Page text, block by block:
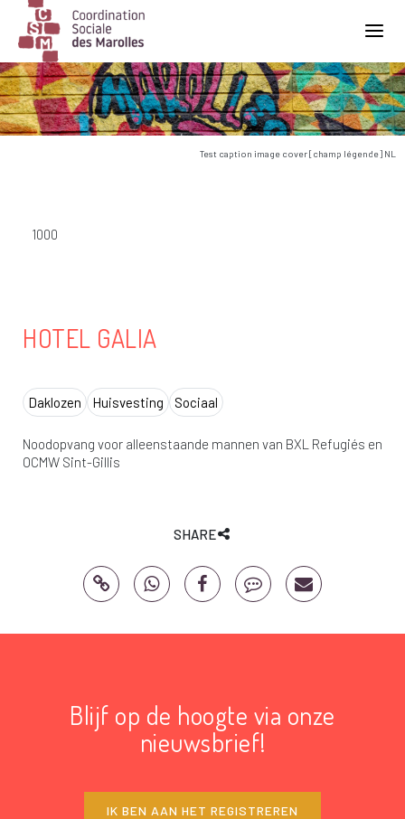
Main Navigation
Test caption image cover [champ légende] NL
1000
HOTEL GALIA
Daklozen Huisvesting Sociaal
Noodopvang voor alleenstaande mannen van BXL Refugiés en
OCMW Sint-Gillis
SHARE
Blijf op de hoogte via onze
nieuwsbrief!
IK BEN AAN HET REGISTREREN